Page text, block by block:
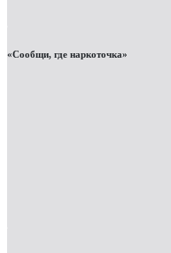
«Сообщи, где наркоточка»